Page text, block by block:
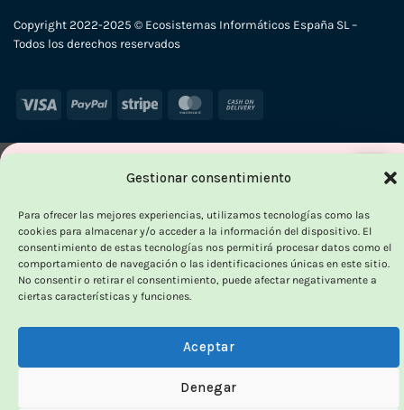
Gestionar consentimiento
Para ofrecer las mejores experiencias, utilizamos tecnologías como las
cookies para almacenar y/o acceder a la información del dispositivo. El
consentimiento de estas tecnologías nos permitirá procesar datos como el
comportamiento de navegación o las identificaciones únicas en este sitio.
No consentir o retirar el consentimiento, puede afectar negativamente a
ciertas características y funciones.
Aceptar
Denegar
Copyright 2022-2025 © Ecosistemas Informáticos España SL –
Todos los derechos reservados
Visa PayPal Stripe MasterCard
Delivery
-
OUTLET VORPC
Calidad probada,
precios imbatibles
100% funcionales